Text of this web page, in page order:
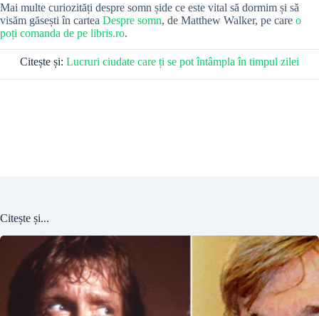
Mai multe curiozități despre somn șide ce este vital să dormim și să
visăm găsești în cartea Despre somn, de Matthew Walker, pe care o
poți comanda de pe libris.ro.
Citește și: Lucruri ciudate care ți se pot întâmpla în timpul zilei
Citește și...